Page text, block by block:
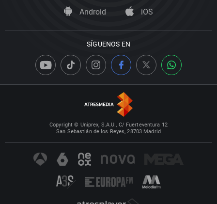
Android iOS
SÍGUENOS EN
Copyright © Uniprex, S.A.U., C/ Fuerteventura 12
San Sebastián de los Reyes, 28703 Madrid